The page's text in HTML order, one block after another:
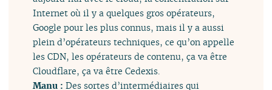
Internet où il y a quelques gros opérateurs,
Google pour les plus connus, mais il y a aussi
plein d’opérateurs techniques, ce qu’on appelle
les CDN, les opérateurs de contenu, ça va être
Cloudflare, ça va être Cedexis.
Manu :Des sortes d’intermédiaires qui